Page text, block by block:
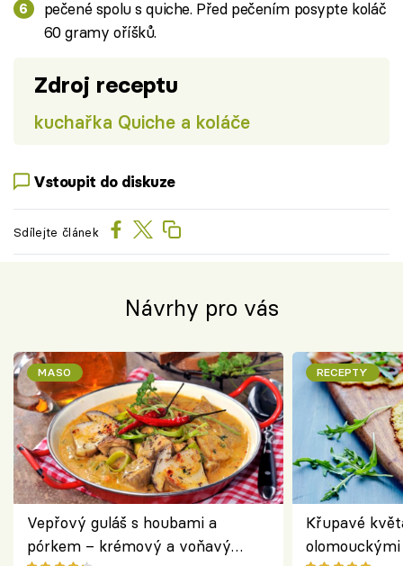
pečené spolu s quiche. Před pečením posypte koláč
60 gramy oříšků.
Zdroj receptu
kuchařka Quiche a koláče
Vstoupit do diskuze
Sdílejte článek
Návrhy pro vás
MASO
Vepřový guláš s houbami a
pórkem – krémový a voňavý
RECEPTY
Křupavé